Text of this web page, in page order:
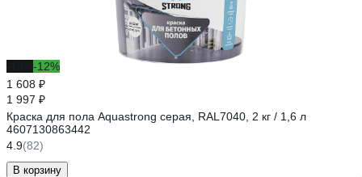
-12%
1 608 ₽
1 997 ₽
Краска для пола Aquastrong серая, RAL7040, 2 кг / 1,6 л
4607130863442
4.9(82)
В корзину